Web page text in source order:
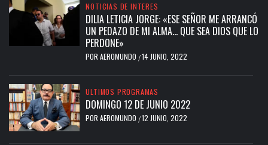
NOTICIAS DE INTERES
DILIA LETICIA JORGE: «ESE SEÑOR ME ARRANCÓ
UN PEDAZO DE MI ALMA… QUE SEA DIOS QUE LO
PERDONE»
POR AEROMUNDO /14 JUNIO, 2022
ULTIMOS PROGRAMAS
DOMINGO 12 DE JUNIO 2022
POR AEROMUNDO /12 JUNIO, 2022